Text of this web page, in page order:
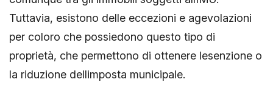
Tuttavia, esistono delle eccezioni e agevolazioni
per coloro che possiedono questo tipo di
proprietà, che permettono di ottenere lesenzione o
la riduzione dellimposta municipale.